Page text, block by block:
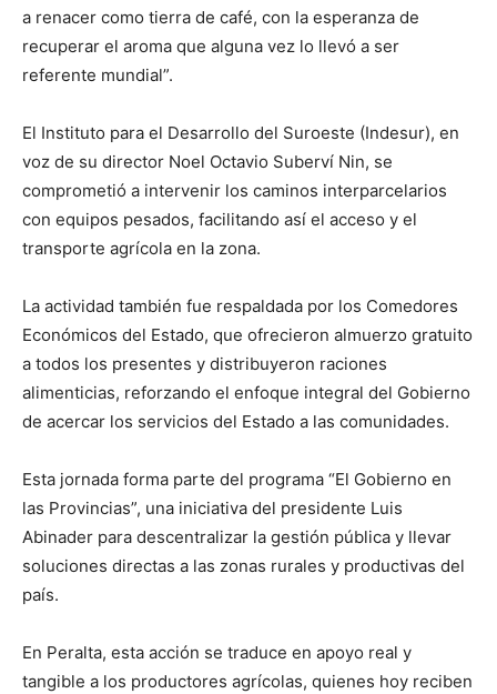
a renacer como tierra de café, con la esperanza de
recuperar el aroma que alguna vez lo llevó a ser
referente mundial”.
El Instituto para el Desarrollo del Suroeste (Indesur), en
voz de su director Noel Octavio Suberví Nin, se
comprometió a intervenir los caminos interparcelarios
con equipos pesados, facilitando así el acceso y el
transporte agrícola en la zona.
La actividad también fue respaldada por los Comedores
Económicos del Estado, que ofrecieron almuerzo gratuito
a todos los presentes y distribuyeron raciones
alimenticias, reforzando el enfoque integral del Gobierno
de acercar los servicios del Estado a las comunidades.
Esta jornada forma parte del programa “El Gobierno en
las Provincias”, una iniciativa del presidente Luis
Abinader para descentralizar la gestión pública y llevar
soluciones directas a las zonas rurales y productivas del
país.
En Peralta, esta acción se traduce en apoyo real y
tangible a los productores agrícolas, quienes hoy reciben